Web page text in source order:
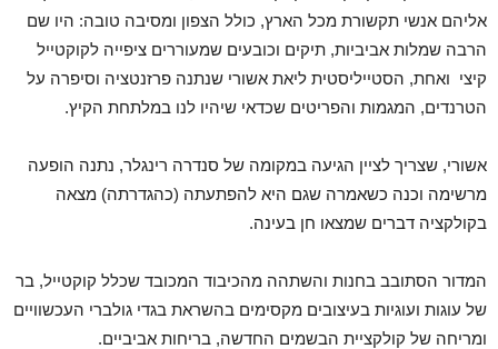
אליהם אנשי תקשורת מכל הארץ, כולל הצפון ומסיבה טובה: היו שם
הרבה שמלות אביביות, תיקים וכובעים שמעוררים ציפייה לקוקטייל
קיצי ואחת, הסטייליסטית ליאת אשורי שנתנה פרזנטציה וסיפרה על
הטרנדים, המגמות והפריטים שכדאי שיהיו לנו במלתחת הקיץ.
אשורי, שצריך לציין הגיעה במקומה של סנדרה רינגלר, נתנה הופעה
מרשימה וכנה כשאמרה שגם היא להפתעתה (כהגדרתה) מצאה
בקולקציה דברים שמצאו חן בעינה.
המדור הסתובב בחנות והשתהה מהכיבוד המכובד שכלל קוקטייל, בר
של עוגות ועוגיות בעיצובים מקסימים בהשראת בגדי גולברי העכשוויים
ומריחה של קולקציית הבשמים החדשה, בריחות אביביים.